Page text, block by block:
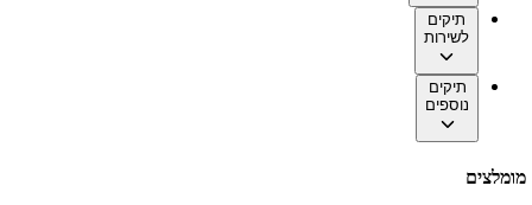
תיקים
לשירות
תיקים
נוספים
מומלצים